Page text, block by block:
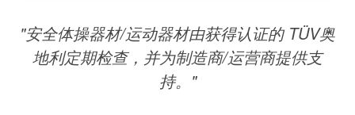
领域
电子电器
科学 & 研究
车辆
技术前瞻
联系我们
"安全体操器材/运动器材由获得认证的 TÜV奥
地利定期检查，并为制造商/运营商提供支
持。"